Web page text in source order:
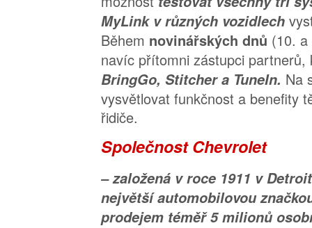
MyLink v různých vozidlech
Během novinářských dnů (10.
navíc přítomni zástupci
BringGo, Stitcher a TuneIn. Na
vysvětlovat funkčnost a benefity
řidiče.
Společnost Chevrolet
– založená v roce 1911 v
největší automobilovou
prodejem téměř 5 milionů